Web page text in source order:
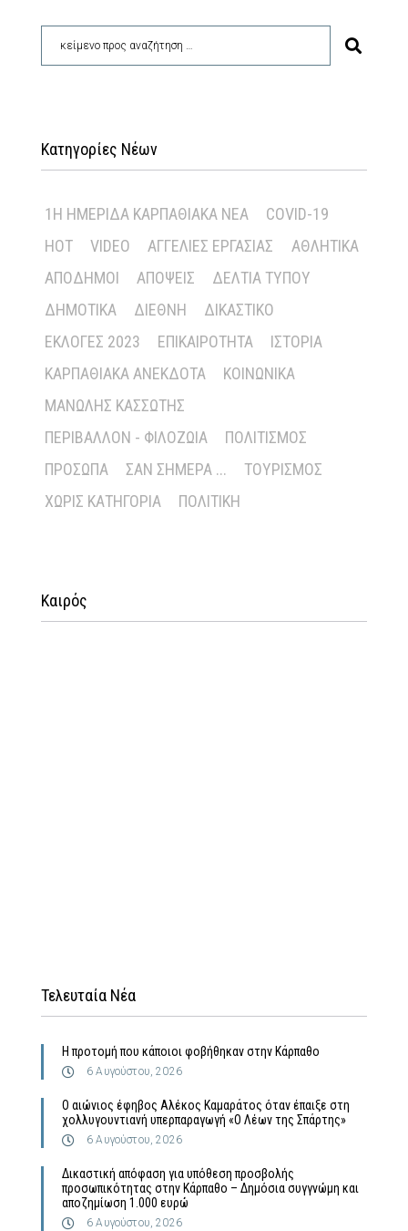
Κατηγορίες Νέων
1Η ΗΜΕΡΊΔΑ ΚΑΡΠΑΘΙΑΚΆ ΝΈΑ
COVID-19
HOT
VIDEO ΑΓΓΕΛΊΕΣ ΕΡΓΑΣΊΑΣ
ΑΘΛΗΤΙΚΆ
ΑΠΌΔΗΜΟΙ
ΑΠΌΨΕΙΣ
ΔΕΛΤΊΑ ΤΎΠΟΥ
ΔΗΜΟΤΙΚΆ
ΔΙΕΘΝΉ
ΔΙΚΑΣΤΙΚΌ
ΕΚΛΟΓΈΣ 2023
ΕΠΙΚΑΙΡΌΤΗΤΑ
ΙΣΤΟΡΊΑ
ΚΑΡΠΑΘΙΑΚΆ ΑΝΈΚΔΟΤΑ
ΚΟΙΝΩΝΙΚΆ
ΜΑΝΏΛΗΣ ΚΑΣΣΏΤΗΣ
ΠΕΡΙΒΆΛΛΟΝ - ΦΙΛΟΖΩΊΑ
ΠΟΛΙΤΙΣΜΌΣ
ΠΡΌΣΩΠΑ
ΣΑΝ ΣΉΜΕΡΑ ...
ΤΟΥΡΙΣΜΌΣ
ΧΩΡΊΣ ΚΑΤΗΓΟΡΊΑ
ΠΟΛΙΤΙΚΉ
Καιρός
Τελευταία Νέα
Η προτομή που κάποιοι φοβήθηκαν στην Κάρπαθο
6 Αυγούστου, 2026
Ο αιώνιος έφηβος Αλέκος Καμαράτος όταν έπαιξε στη
χολλυγουντιανή υπερπαραγωγή «Ο Λέων της Σπάρτης»
6 Αυγούστου, 2026
Δικαστική απόφαση για υπόθεση προσβολής
προσωπικότητας στην Κάρπαθο – Δημόσια συγγνώμη και
αποζημίωση 1.000 ευρώ
6 Αυγούστου, 2026